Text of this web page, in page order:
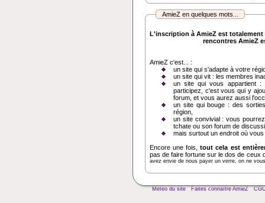
AmieZ en quelques mots...
L'inscription à AmieZ est
rencontres AmieZ
AmieZ c'est... :
un site qui s'adapte à votre
un site qui vit : les membres
un site qui vous appartient
participez, c'est vous qui y
forum, et vous aurez aussi
un site qui bouge : des
région,
un site convivial : vous
tchate ou son forum de
mais surtout un endroit où
Encore une fois, tout cela est
pas de faire fortune sur le dos de ceux
avez envie de nous payer un verre, on ne
Météo du site Faites connaître AmieZ